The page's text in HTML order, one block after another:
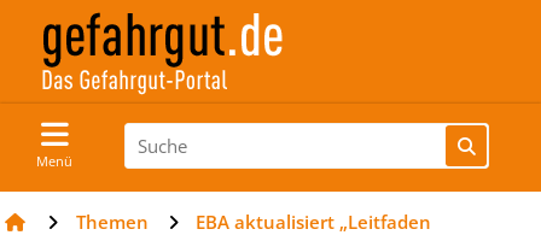
Menü
Themen
EBA aktualisiert „Leitfaden